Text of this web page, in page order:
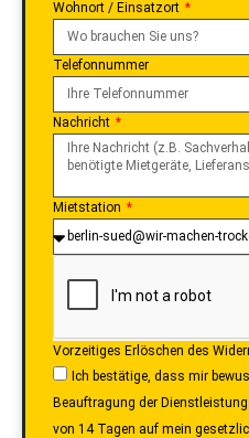
Wohnort / Einsatzort
Telefonnummer
Nachricht
Mietstation
Vorzeitiges Erlöschen des
Ich bestätige, dass mir
Beauftragung der
von 14 Tagen auf mein